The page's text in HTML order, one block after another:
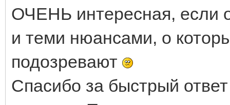
ОЧЕНЬ интересная, если
и теми нюансами, о
подозревают
Спасибо за быстрый